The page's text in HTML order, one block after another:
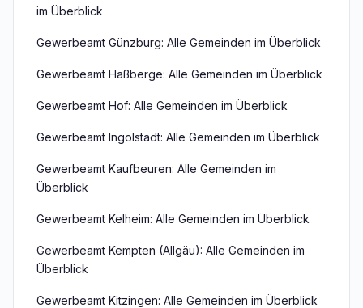
im Überblick
Gewerbeamt Günzburg: Alle Gemeinden im Überblick
Gewerbeamt Haßberge: Alle Gemeinden im Überblick
Gewerbeamt Hof: Alle Gemeinden im Überblick
Gewerbeamt Ingolstadt: Alle Gemeinden im Überblick
Gewerbeamt Kaufbeuren: Alle Gemeinden im
Überblick
Gewerbeamt Kelheim: Alle Gemeinden im Überblick
Gewerbeamt Kempten (Allgäu): Alle Gemeinden im
Überblick
Gewerbeamt Kitzingen: Alle Gemeinden im Überblick